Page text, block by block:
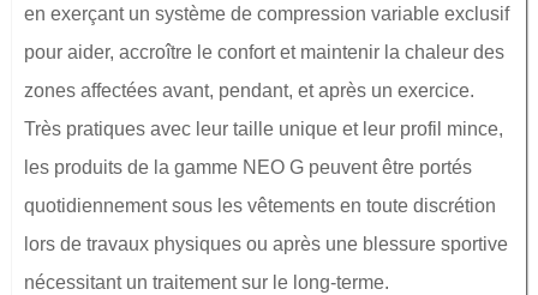
en exerçant un système de compression variable exclusif
pour aider, accroître le confort et maintenir la chaleur des
zones affectées avant, pendant, et après un exercice.
Très pratiques avec leur taille unique et leur profil mince,
les produits de la gamme NEO G peuvent être portés
quotidiennement sous les vêtements en toute discrétion
lors de travaux physiques ou après une blessure sportive
nécessitant un traitement sur le long-terme.